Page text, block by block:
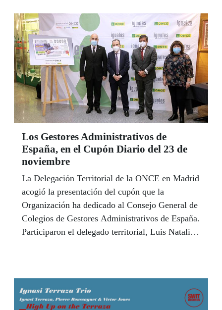
Los Gestores Administrativos de
España, en el Cupón Diario del 23 de
noviembre
La Delegación Territorial de la ONCE en Madrid
acogió la presentación del cupón que la
Organización ha dedicado al Consejo General de
Colegios de Gestores Administrativos de España.
Participaron el delegado territorial, Luis Natalio
Santiago Ollero, acompañados por ls presidenta
del Consejo Territorial, Teresa Rodríguez Peco.